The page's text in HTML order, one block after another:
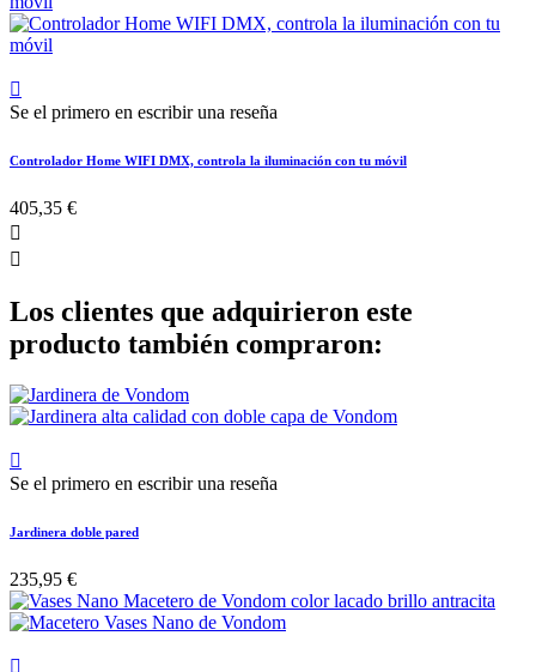

Se el primero en escribir una reseña
Controlador Home WIFI DMX, controla la iluminación con tu móvil
405,35 €


Los clientes que adquirieron este
producto también compraron:

Se el primero en escribir una reseña
Jardinera doble pared
235,95 €
